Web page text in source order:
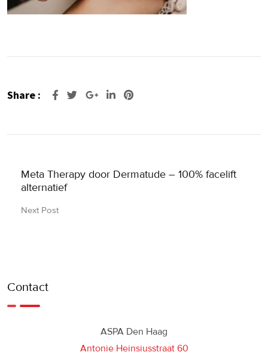
Share : Google+LinkedIn
Pinterest
Meta Therapy door Dermatude – 100% facelift
alternatief
Next Post
Contact
ASPA Den Haag
Antonie Heinsiusstraat 60